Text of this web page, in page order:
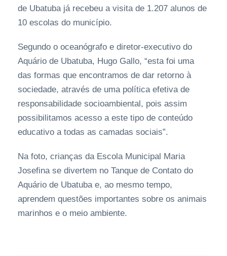
de Ubatuba já recebeu a visita de 1.207 alunos de
10 escolas do município.
Segundo o oceanógrafo e diretor-executivo do
Aquário de Ubatuba, Hugo Gallo, “esta foi uma
das formas que encontramos de dar retorno à
sociedade, através de uma política efetiva de
responsabilidade socioambiental, pois assim
possibilitamos acesso a este tipo de conteúdo
educativo a todas as camadas sociais”.
Na foto, crianças da Escola Municipal Maria
Josefina se divertem no Tanque de Contato do
Aquário de Ubatuba e, ao mesmo tempo,
aprendem questões importantes sobre os animais
marinhos e o meio ambiente.